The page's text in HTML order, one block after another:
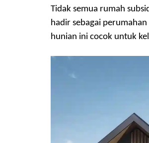
Tidak semua rumah
hadir sebagai
hunian ini cocok untuk